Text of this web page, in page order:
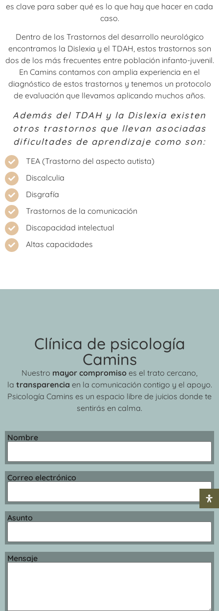
es clave para saber qué es lo que hay que hacer en cada
caso.
Dentro de los Trastornos del desarrollo neurológico
encontramos la Dislexia y el TDAH, estos trastornos son
dos de los más frecuentes entre población infanto-juvenil.
En Camins contamos con amplia experiencia en el
diagnóstico de estos trastornos y tenemos un protocolo
de evaluación que llevamos aplicando muchos años.
Además del TDAH y la Dislexia existen
otros trastornos que llevan asociadas
dificultades de aprendizaje como son:
TEA (Trastorno del aspecto autista)
Discalculia
Disgrafía
Trastornos de la comunicación
Discapacidad intelectual
Altas capacidades
Clínica de psicología
Camins
Nuestro mayor compromiso es el trato cercano,
la transparencia en la comunicación contigo y el apoyo.
Psicología Camins es un espacio libre de juicios donde te
sentirás en calma.
Nombre
Correo electrónico
Asunto
Mensaje